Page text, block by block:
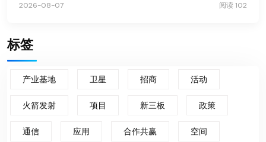
2026-08-07 阅读 102
标签
产业基地 卫星 招商 活动
火箭发射 项目 新三板 政策
通信 应用 合作共赢 空间